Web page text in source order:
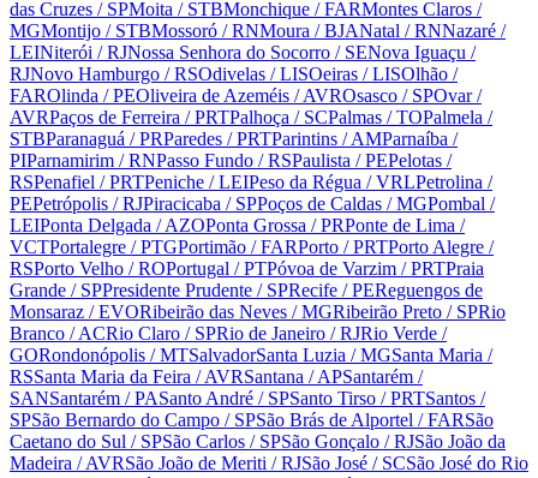
das Cruzes / SPMoita / STBMonchique / FARMontes Claros /
MGMontijo / STBMossoró / RNMoura / BJANatal / RNNazaré /
LEINiterói / RJNossa Senhora do Socorro / SENova Iguaçu /
RJNovo Hamburgo / RSOdivelas / LISOeiras / LISOlhão /
FAROlinda / PEOliveira de Azeméis / AVROsasco / SPOvar/
AVRPaços de Ferreira / PRTPalhoça / SCPalmas / TOPalmela /
STBParanaguá / PRParedes / PRTParintins / AMParnaíba /
PIParnamirim / RNPasso Fundo / RSPaulista / PEPelotas /
RSPenafiel / PRTPeniche / LEIPeso da Régua / VRLPetrolina /
PEPetrópolis / RJPiracicaba / SPPoços de Caldas / MGPombal /
LEIPonta Delgada / AZOPonta Grossa / PRPonte de Lima /
VCTPortalegre / PTGPortimão / FARPorto / PRTPorto Alegre /
RSPorto Velho / ROPortugal / PTPóvoa de Varzim / PRTPraia
Grande / SPPresidente Prudente / SPRecife / PEReguengos de
Monsaraz / EVORibeirão das Neves / MGRibeirão Preto / SPRio
Branco / ACRio Claro / SPRio de Janeiro / RJRio Verde /
GORondonópolis / MTSalvadorSanta Luzia / MGSanta Maria /
RSSanta Maria da Feira / AVRSantana / APSantarém /
SANSantarém / PASanto André / SPSanto Tirso / PRTSantos /
SPSão Bernardo do Campo / SPSão Brás de Alportel / FARSão
Caetano do Sul / SPSão Carlos / SPSão Gonçalo / RJSão João da
Madeira / AVRSão João de Meriti / RJSão José / SCSão José do Rio